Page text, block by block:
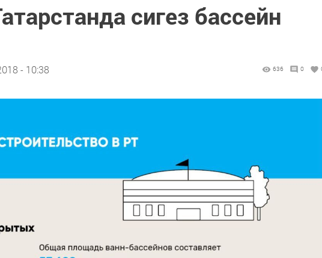
сигез бассейн
- 10:38 636 0